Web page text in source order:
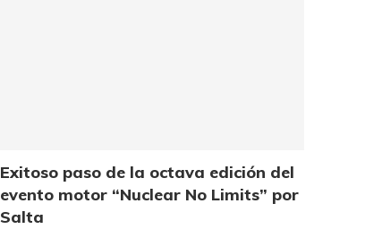
Exitoso paso de la octava edición del
evento motor “Nuclear No Limits” por
Salta